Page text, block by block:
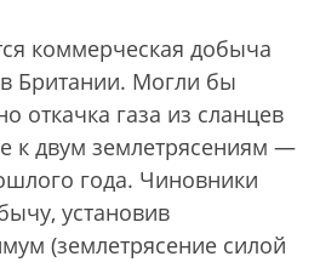
коммерческая добыча
Британии. Могли бы
откачка газа из сланцев
к двум землетрясениям —
года. Чиновники
установив
(землетрясение силой